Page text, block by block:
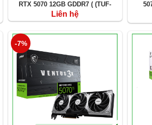
RTX 5070 12GB GDDR7 ( (TUF-
RTX5070-12G-GAMING)
Liên hệ
-7%